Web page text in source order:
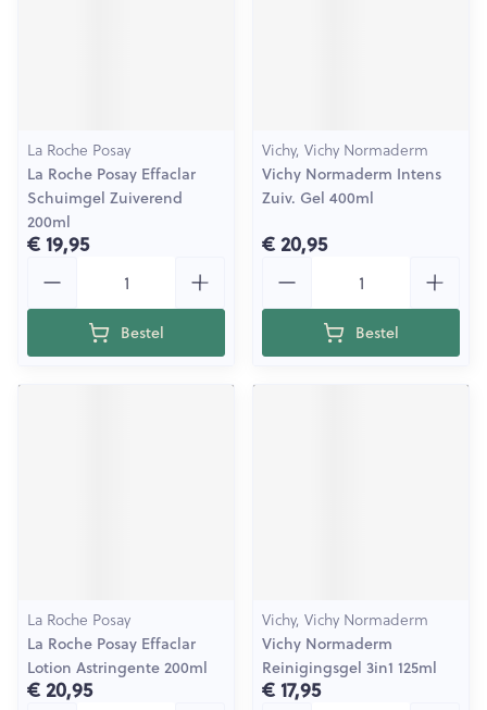
La Roche Posay
La Roche Posay Effaclar
Schuimgel Zuiverend
200ml
€ 19,95
Bestel
Vichy, Vichy Normaderm
Vichy Normaderm Intens
Zuiv. Gel 400ml
€ 20,95
Bestel
La Roche Posay
La Roche Posay Effaclar
Lotion Astringente 200ml
€ 20,95
Vichy, Vichy Normaderm
Vichy Normaderm
Reinigingsgel 3in1 125ml
€ 17,95